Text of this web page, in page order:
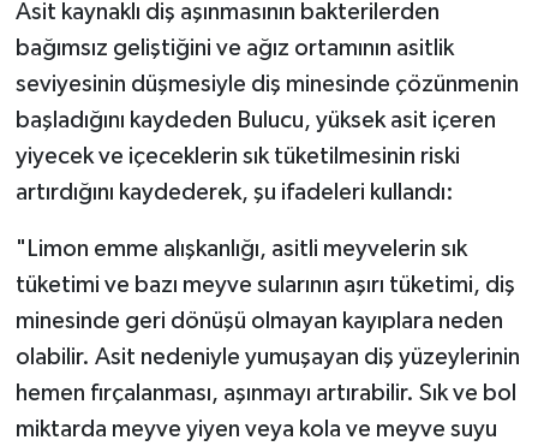
Asit kaynaklı diş aşınmasının bakterilerden
bağımsız geliştiğini ve ağız ortamının asitlik
seviyesinin düşmesiyle diş minesinde çözünmenin
başladığını kaydeden Bulucu, yüksek asit içeren
yiyecek ve içeceklerin sık tüketilmesinin riski
artırdığını kaydederek, şu ifadeleri kullandı:
"Limon emme alışkanlığı, asitli meyvelerin sık
tüketimi ve bazı meyve sularının aşırı tüketimi, diş
minesinde geri dönüşü olmayan kayıplara neden
olabilir. Asit nedeniyle yumuşayan diş yüzeylerinin
hemen fırçalanması, aşınmayı artırabilir. Sık ve bol
miktarda meyve yiyen veya kola ve meyve suyu